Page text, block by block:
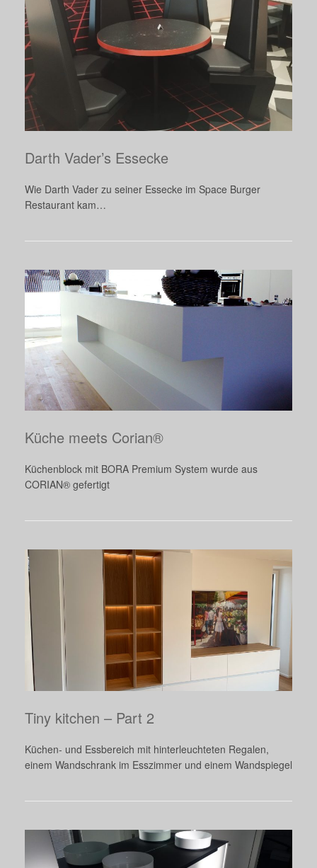
Darth Vader’s Essecke
Wie Darth Vader zu seiner Essecke im Space Burger
Restaurant kam…
Küche meets Corian®
Küchenblock mit BORA Premium System wurde aus
CORIAN® gefertigt
Tiny kitchen – Part 2
Küchen- und Essbereich mit hinterleuchteten Regalen,
einem Wandschrank im Esszimmer und einem Wandspiegel